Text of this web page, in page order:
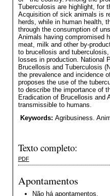
Tuberculosis are highlight, for
Acquisition of sick animals is
herds, while in human health,
through the consumption of
Animals having compromised
meat, milk and other by-
to brucellosis and
losses in production. National
Brucellosis and Tuberculosis
the prevalence and incidence
proposes the use of the
to describe the importance of
Eradication of Brucellosis and
transmissible to humans.
Keywords: Agribusiness.
Texto completo:
PDF
Apontamentos
Não há apontamentos.